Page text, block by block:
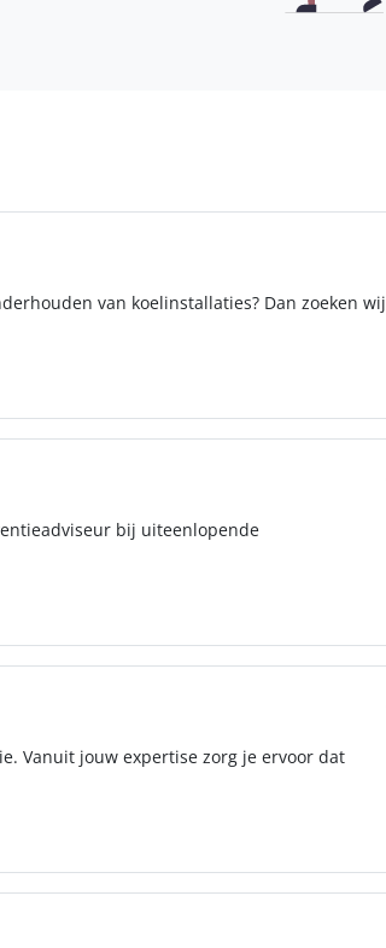
van koelinstallaties? Dan zoeken wij
bij uiteenlopende
Vanuit jouw expertise zorg je ervoor dat